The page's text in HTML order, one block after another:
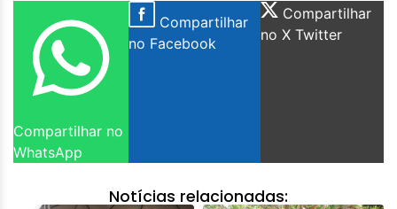
Compartilhar no
WhatsApp
Compartilhar
no Facebook
Compartilhar
no X Twitter
Notícias relacionadas: